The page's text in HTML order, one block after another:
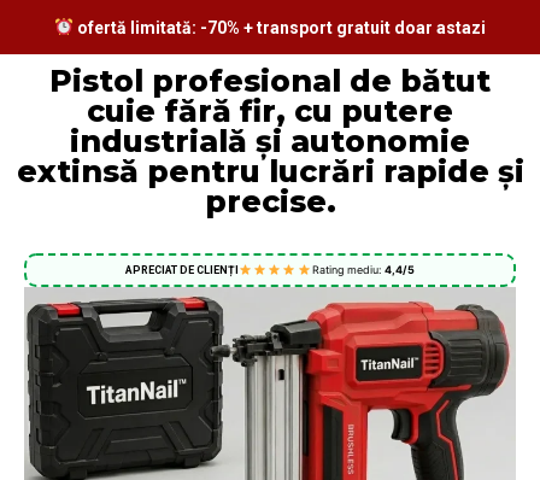
ofertă limitată: -70% + transport gratuit doar astazi
Pistol profesional de bătut
cuie fără fir, cu putere
industrială și autonomie
extinsă pentru lucrări rapide și
precise.
APRECIAT DE CLIENȚI Rating mediu:4,4/5